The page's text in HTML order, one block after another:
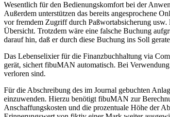
Wesentlich für den Bedienungskomfort bei der
Außerdem unterstützen das bereits angesprochene
vor fremdem Zugriff durch Paßwortabsicherung
Übersicht. Trotzdem wäre eine falsche Buchung
darauf hin, daß er durch diese Buchung ins Soll
Das Lebenselixier für die Finanzbuchhaltung via
gerät, sichert fibuMAN automatisch. Bei
verloren sind.
Für die Abschreibung des im Journal gebuchten
einzuwenden. Hierzu benötigt fibuMAN zur
Anschaffungskosten und die prozentuale Höhe der